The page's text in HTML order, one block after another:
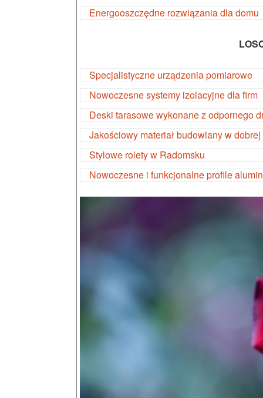
Energooszczędne rozwiązania dla domu
Specjalistyczne urządzenia pomiarowe
Nowoczesne systemy izolacyjne dla firm
Deski tarasowe wykonane z odpornego
Jakościowy materiał budowlany w
Stylowe rolety w Radomsku
Nowoczesne i funkcjonalne profile